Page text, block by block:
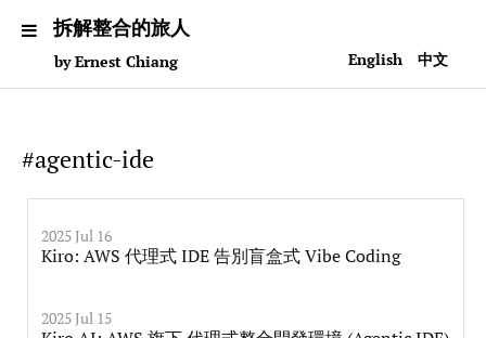
English 中文
拆解整合的旅人
by Ernest Chiang
#agentic-ide
2025 Jul 16
Kiro: AWS 代理式 IDE 告別盲盒式 Vibe Coding
2025 Jul 15